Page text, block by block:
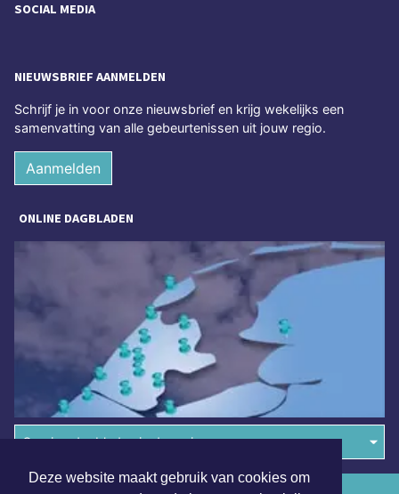
Deze website maakt gebruik van cookies om
SOCIAL MEDIA
NIEUWSBRIEF AANMELDEN
Schrijf je in voor onze nieuwsbrief en krijg wekelijks een
samenvatting van alle gebeurtenissen uit jouw regio.
Aanmelden
ONLINE DAGBLADEN
Overige dagbladen in de regio